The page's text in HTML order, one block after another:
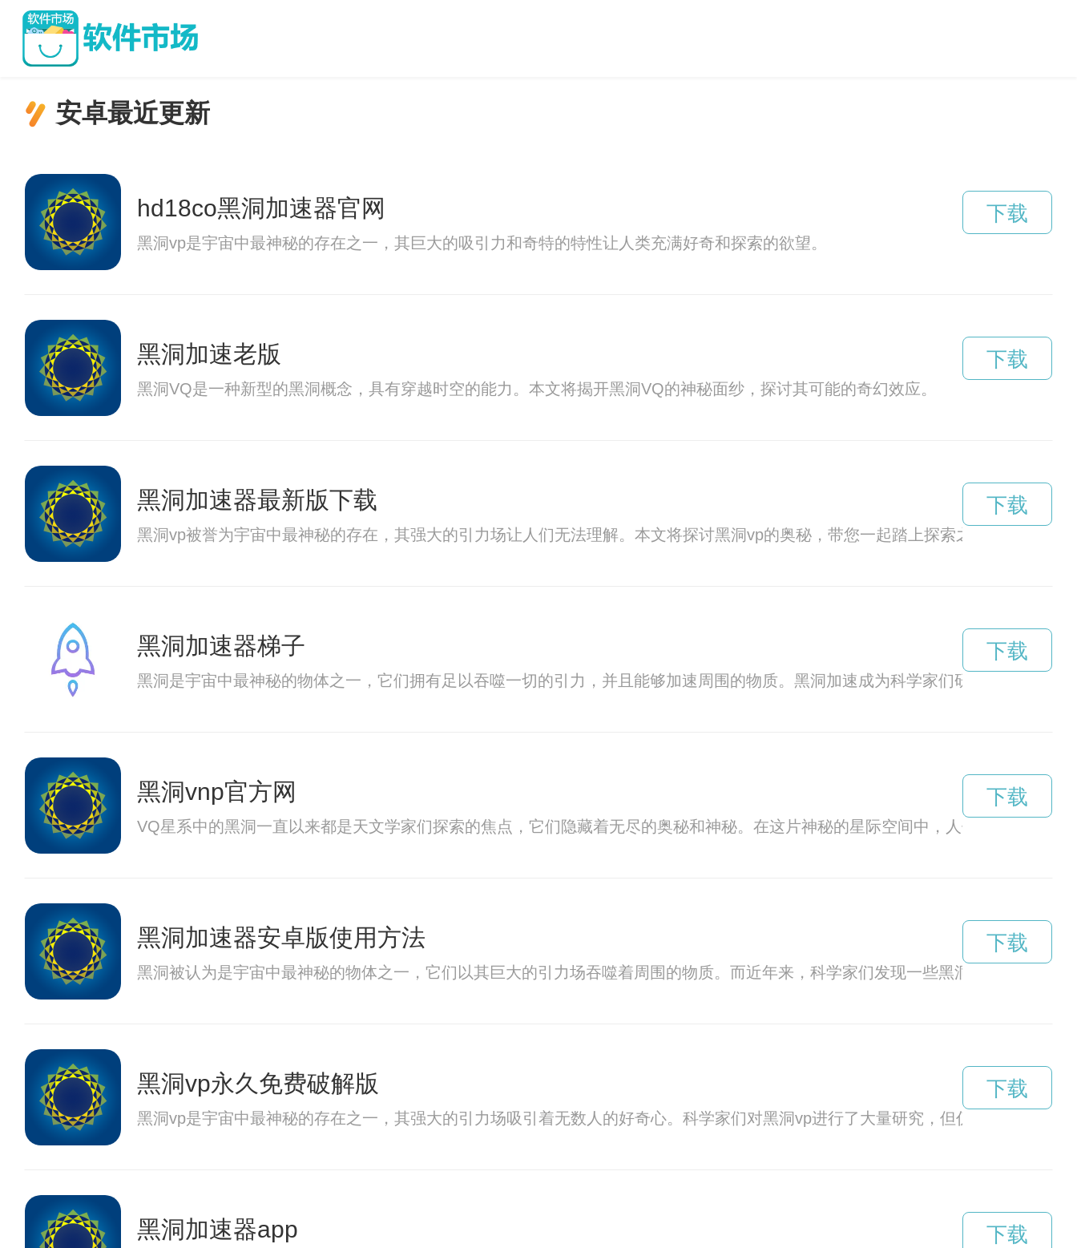
安卓最近更新
hd18co黑洞加速器官网
黑洞vp是宇宙中最神秘的存在之一，其巨大的吸引力和奇特的特性让人类充满好奇和探索的欲望。
下载
黑洞加速老版
黑洞VQ是一种新型的黑洞概念，具有穿越时空的能力。本文将揭开黑洞VQ的神秘面纱，探讨其可能的奇幻效应。
下载
黑洞加速器最新版下载
黑洞vp被誉为宇宙中最神秘的存在，其强大的引力场让人们无法理解。本文将探讨黑洞vp的奥秘，带您一起踏上探索之旅。
下载
黑洞加速器梯子
黑洞是宇宙中最神秘的物体之一，它们拥有足以吞噬一切的引力，并且能够加速周围的物质。黑洞加速成为科学家们研究的热点之一
下载
黑洞vnp官方网
VQ星系中的黑洞一直以来都是天文学家们探索的焦点，它们隐藏着无尽的奥秘和神秘。在这片神秘的星际空间中，人们正在探索黑
下载
黑洞加速器安卓版使用方法
黑洞被认为是宇宙中最神秘的物体之一，它们以其巨大的引力场吞噬着周围的物质。而近年来，科学家们发现一些黑洞似乎在不断
下载
黑洞vp永久免费破解版
黑洞vp是宇宙中最神秘的存在之一，其强大的引力场吸引着无数人的好奇心。科学家们对黑洞vp进行了大量研究，但仍有许多未解之
下载
黑洞加速器app 下载